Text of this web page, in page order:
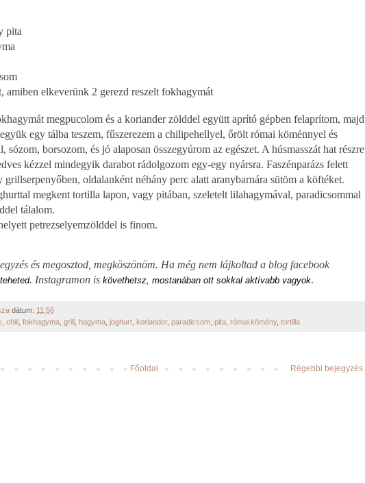
pita
amiben elkeverünk 2 gerezd reszelt fokhagymát
megpucolom és a koriander zölddel együtt aprító gépben felaprítom, majd
egy tálba teszem, fűszerezem a chilipehellyel, őrölt római köménnyel és
sózom, borsozom, és jó alaposan összegyúrom az egészet. A húsmasszát hat részre
kézzel mindegyik darabot rádolgozom egy-egy nyársra. Faszénparázs felett
grillserpenyőben, oldalanként néhány perc alatt aranybarnára sütöm a köftéket.
megkent tortilla lapon, vagy pitában, szeletelt lilahagymával, paradicsommal
tálalom.
petrezselyemzölddel is finom.
és megosztod, megköszönöm. Ha még nem lájkoltad a blog facebook
. Instagramon is követhetsz, mostanában ott sokkal aktívabb vagyok.
dátum: 11:56
chili fokhagyma grill hagyma joghurt koriander, paradicsom pita római kömény, tortilla
Régebbi bejegyzés
Főoldal